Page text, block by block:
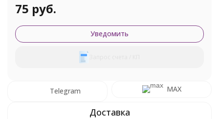
75 руб.
Уведомить
Telegram MAX